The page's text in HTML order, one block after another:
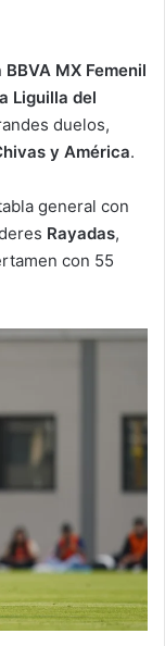
BBVA MX Femenil
Liguilla del
duelos,
y América.
general con
Rayadas,
con 55